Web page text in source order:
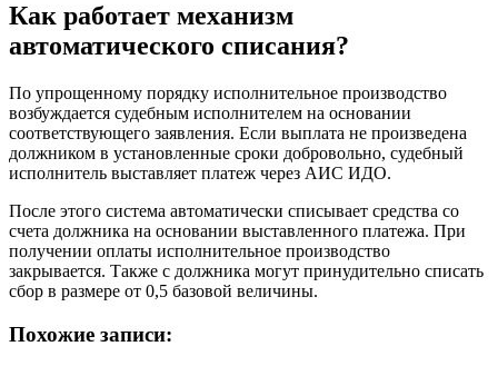
Как работает механизм
автоматического списания?
По упрощенному порядку исполнительное производство
возбуждается судебным исполнителем на основании
соответствующего заявления. Если выплата не произведена
должником в установленные сроки добровольно, судебный
исполнитель выставляет платеж через АИС ИДО.
После этого система автоматически списывает средства со
счета должника на основании выставленного платежа. При
получении оплаты исполнительное производство
закрывается. Также с должника могут принудительно списать
сбор в размере от 0,5 базовой величины.
Похожие записи: